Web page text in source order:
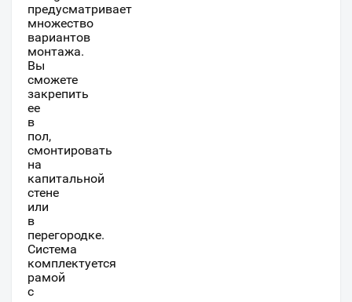
предусматривает
множество
вариантов
монтажа.
Вы
сможете
закрепить
ее
в
пол,
смонтировать
на
капитальной
стене
или
в
перегородке.
Система
комплектуется
рамой
с